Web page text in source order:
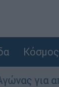
Κόσμος